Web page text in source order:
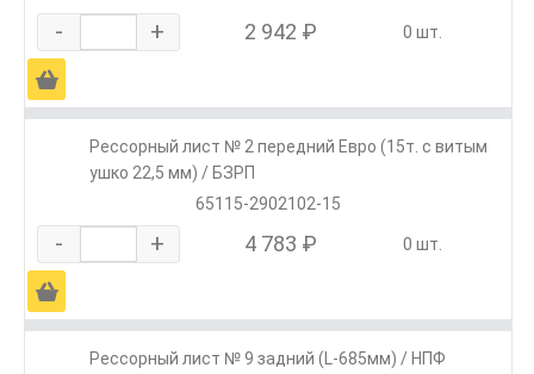
- + 2 942 ₽ 0 шт.
Ä
Рессорный лист № 2 передний Евро (15т. с витым
ушко 22,5 мм) / БЗРП
65115-2902102-15
- + 4 783 ₽ 0 шт.
Ä
Рессорный лист № 9 задний (L-685мм) / НПФ